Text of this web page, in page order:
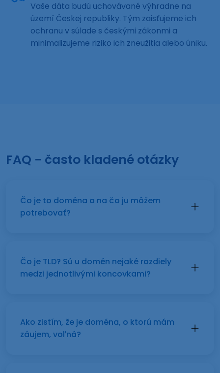
Vaše dáta budú uchovávané výhradne na
území Českej republiky. Tým zaisťujeme ich
ochranu v súlade s českými zákonmi a
minimalizujeme riziko ich zneužitia alebo úniku.
FAQ - často kladené otázky
Čo je to doména a na čo ju môžem
potrebovať?
Čo je TLD? Sú u domén nejaké rozdiely
medzi jednotlivými koncovkami?
Ako zistím, že je doména, o ktorú mám
záujem, voľná?